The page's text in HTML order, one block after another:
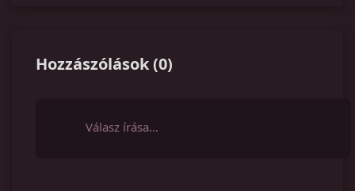
Hozzászólások(0)
Válasz írása…